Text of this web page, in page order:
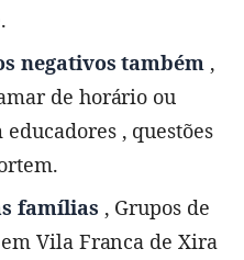
negativos também ,
de horário ou
, questões
famílias , Grupos de
Vila Franca de Xira